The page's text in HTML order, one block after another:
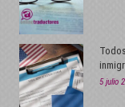
5 julio